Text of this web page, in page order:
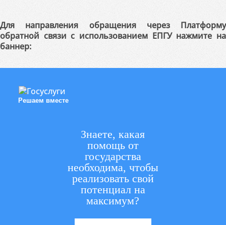
Для направления обращения через Платформу
обратной связи с использованием ЕПГУ нажмите на
баннер:
Решаем вместе
Знаете, какая
помощь от
государства
необходима, чтобы
реализовать свой
потенциал на
максимум?